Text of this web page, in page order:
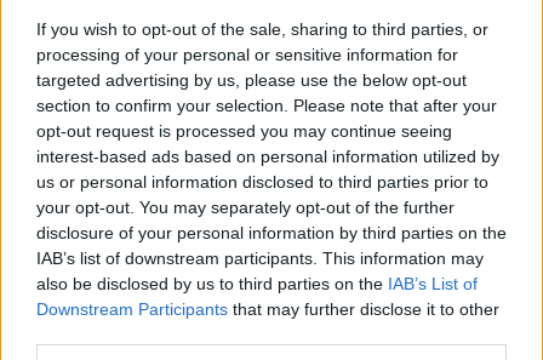
If you wish to opt-out of the sale, sharing to third parties, or
processing of your personal or sensitive information for
targeted advertising by us, please use the below opt-out
section to confirm your selection. Please note that after your
opt-out request is processed you may continue seeing
interest-based ads based on personal information utilized by
us or personal information disclosed to third parties prior to
your opt-out. You may separately opt-out of the further
disclosure of your personal information by third parties on the
IAB’s list of downstream participants. This information may
also be disclosed by us to third parties on the IAB’s List of
Downstream Participants that may further disclose it to other
Ministerstvo životního prostředí aktualizovalo Národní
akční plán adaptace na změnu klimatu
7.8.2026 10:53 (ČTK)
Diskuse: 8
Ministerstvo životního
prostředí (MŽP) dokončilo
návrh aktualizace Národního
akčního plánu adaptace na
změnu klimatu pro období
2026–2030. Na opatření z Operačního fondu životního prostředí
(OPŽP) alokovalo celkem 11,2 miliardy korun. Od roku 2021 už bylo
z fondu částkou 8,6 miliard korun podpořeno 776 projektů
zaměřených na přizpůsobení se změně klimatu, prevenci rizik a
posilování odolnosti vůči klimatickým dopadům.